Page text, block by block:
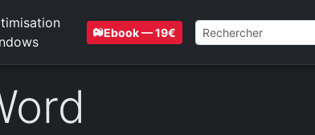
Ebook — 19€